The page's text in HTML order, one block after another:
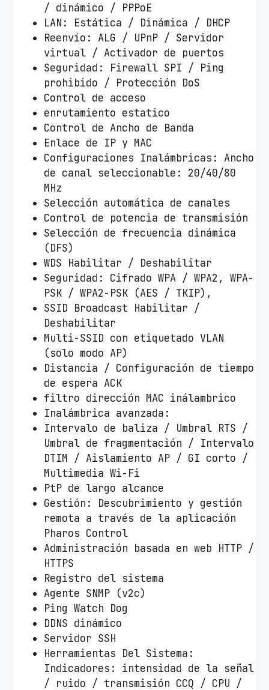
/ dinámico / PPPoE
LAN: Estática / Dinámica / DHCP
Reenvío: ALG / UPnP / Servidor
virtual / Activador de puertos
Seguridad: Firewall SPI / Ping
prohibido / Protección DoS
Control de acceso
enrutamiento estatico
Control de Ancho de Banda
Enlace de IP y MAC
Configuraciones Inalámbricas: Ancho
de canal seleccionable: 20/40/80
MHz
Selección automática de canales
Control de potencia de transmisión
Selección de frecuencia dinámica
(DFS)
WDS Habilitar / Deshabilitar
Seguridad: Cifrado WPA / WPA2, WPA-
PSK / WPA2-PSK (AES / TKIP),
SSID Broadcast Habilitar /
Deshabilitar
Multi-SSID con etiquetado VLAN
(solo modo AP)
Distancia / Configuración de tiempo
de espera ACK
filtro dirección MAC inálambrico
Inalámbrica avanzada:
Intervalo de baliza / Umbral RTS /
Umbral de fragmentación / Intervalo
DTIM / Aislamiento AP / GI corto /
Multimedia Wi-Fi
PtP de largo alcance
Gestión: Descubrimiento y gestión
remota a través de la aplicación
Pharos Control
Administración basada en web HTTP /
HTTPS
Registro del sistema
Agente SNMP (v2c)
Ping Watch Dog
DDNS dinámico
Servidor SSH
Herramientas Del Sistema:
Indicadores: intensidad de la señal
/ ruido / transmisión CCQ / CPU /